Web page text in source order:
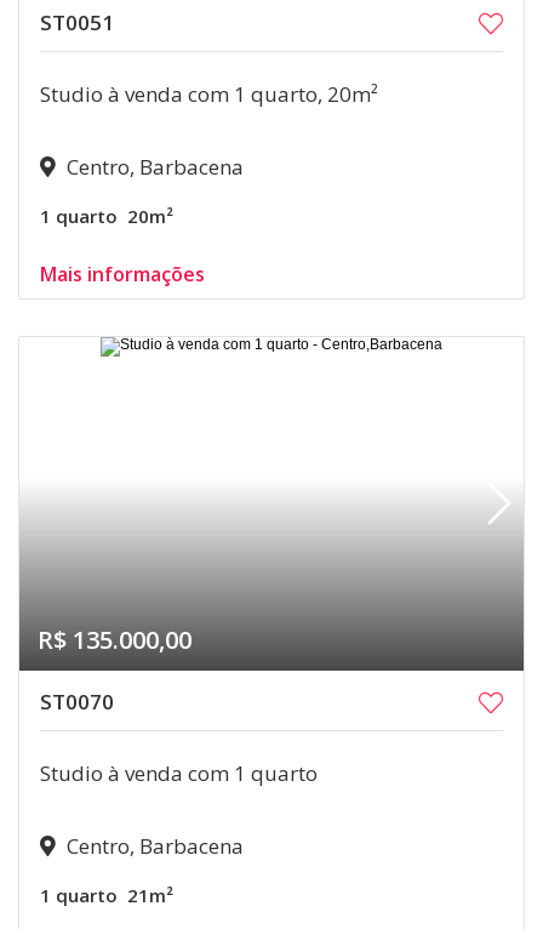
ST0051
Studio à venda com 1 quarto, 20m²
Centro, Barbacena
1 quarto 20m²
Mais informações
R$ 135.000,00
ST0070
Studio à venda com 1 quarto
Centro, Barbacena
1 quarto 21m²